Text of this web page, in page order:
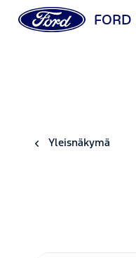
FORD
Yleisnäkymä